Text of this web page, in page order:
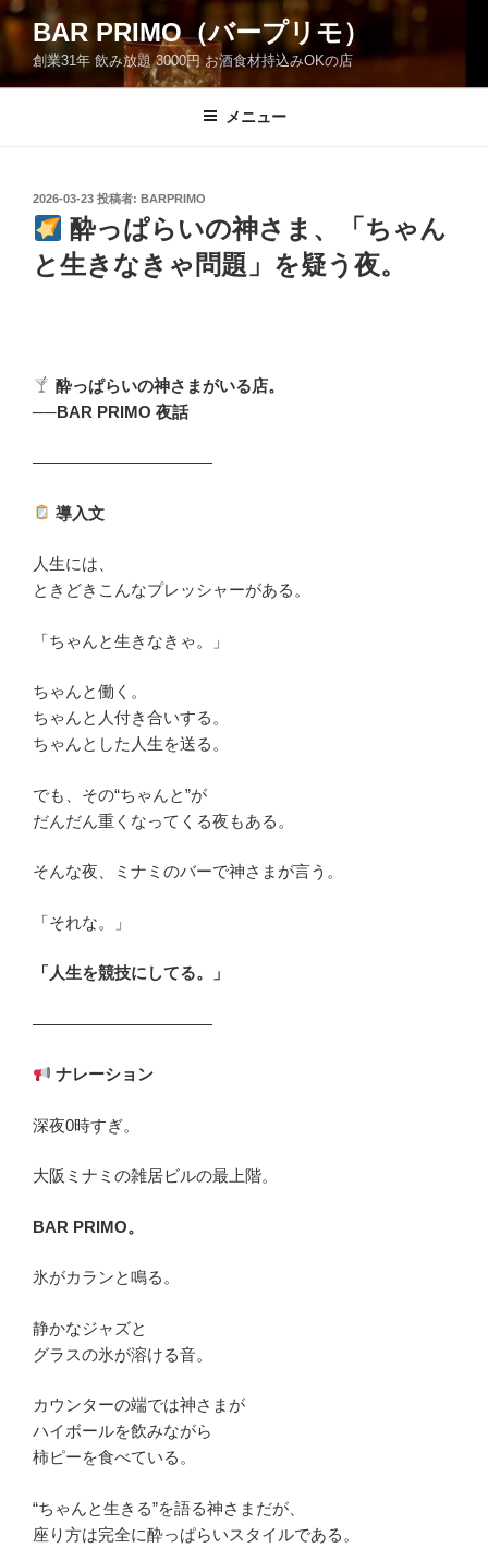
コ
ン
ン
BAR PRIMO（バープリモ）
創業31年 飲み放題 3000円 お酒食材持込みOKの店
メニュー
投
稿
日:
2026-03-23 投稿者: BARPRIMO
酔っぱらいの神さま、「ちゃん
と生きなきゃ問題」を疑う夜。
酔っぱらいの神さまがいる店。
──BAR PRIMO 夜話
―――――――――――
導入文
人生には、
ときどきこんなプレッシャーがある。
「ちゃんと生きなきゃ。」
ちゃんと働く。
ちゃんと人付き合いする。
ちゃんとした人生を送る。
でも、その“ちゃんと”が
だんだん重くなってくる夜もある。
そんな夜、ミナミのバーで神さまが言う。
「それな。」
「人生を競技にしてる。」
―――――――――――
ナレーション
深夜0時すぎ。
大阪ミナミの雑居ビルの最上階。
BAR PRIMO。
氷がカランと鳴る。
静かなジャズと
グラスの氷が溶ける音。
カウンターの端では神さまが
ハイボールを飲みながら
柿ピーを食べている。
“ちゃんと生きる”を語る神さまだが、
座り方は完全に酔っぱらいスタイルである。